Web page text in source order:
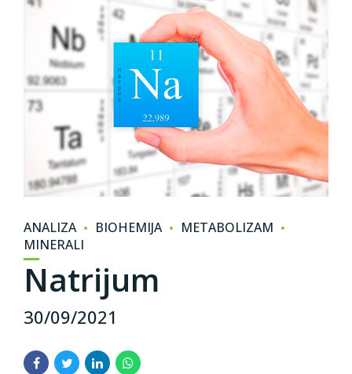
ANALIZA BIOHEMIJA
METABOLIZAM
MINERALI
Natrijum
30/09/2021